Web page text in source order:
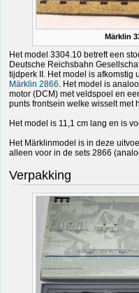
Märklin
Het model 3304.10 betreft een
Deutsche Reichsbahn
tijdperk II. Het model is afkomstig
Märklin 2866 . Het model is
motor (DCM) met veldspoel en
punts frontsein welke wisselt met
Het model is 11,1 cm lang en is
Het Märklinmodel is in deze
alleen voor in de sets 2866
Verpakking